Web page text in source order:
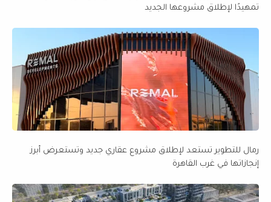
تمهيدًا لإطلاق مشروعها الجديد
رمال للتطوير تستعد لإطلاق مشروع عقاري جديد وتستعرض أبرز
إنجازاتها في غرب القاهرة